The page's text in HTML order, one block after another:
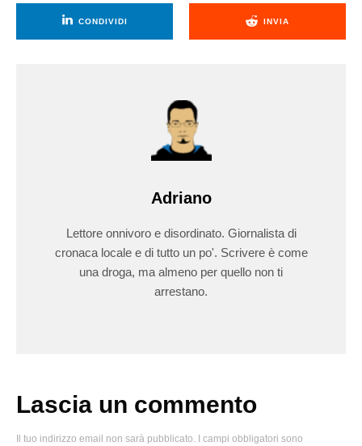
CONDIVIDI INVIA
Adriano
Lettore onnivoro e disordinato. Giornalista di
cronaca locale e di tutto un po'. Scrivere è come
una droga, ma almeno per quello non ti
arrestano.
Lascia un commento
Il tuo indirizzo email non sarà pubblicato.
I campi obbligatori sono